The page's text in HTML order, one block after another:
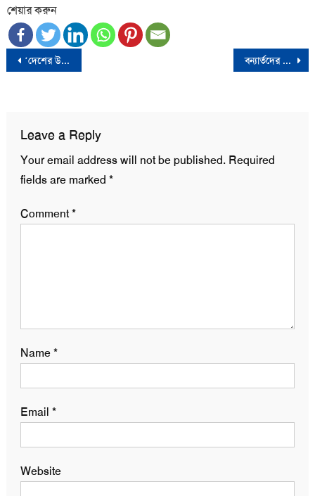
শেয়ার করুন
Post
‘দেশের উত্তর-পূর্বাঞ্চলের বন্যা ভারতীয় আগ্রাসনের সৃষ্টি‘ বন্যার্তদের উদ্ধারে ৬ জেলায় সেনা মোতায়েন
Leave a Reply
Your email address will not be published. Required
fields are marked *
Comment*
Name*
Email *
Website